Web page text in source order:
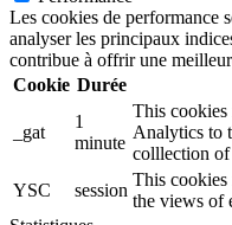
Les cookies de performance
analyser les principaux
contribue à offrir une
Cookie Durée
_gat
1
minute
This
Analytics to
colllection of
YSC
session
This cookies
the views of